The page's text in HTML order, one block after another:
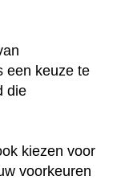
een keuze te
die
kiezen voor
voorkeuren